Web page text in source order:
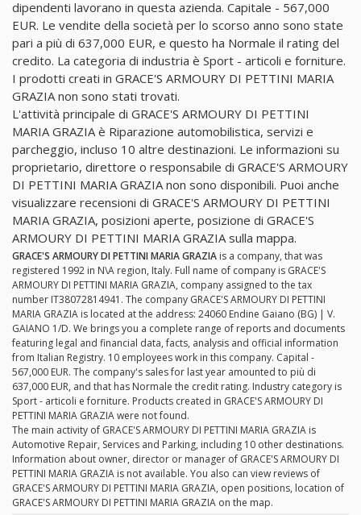
dipendenti lavorano in questa azienda. Capitale - 567,000
EUR. Le vendite della società per lo scorso anno sono state
pari a più di 637,000 EUR, e questo ha Normale il rating del
credito. La categoria di industria è Sport - articoli e forniture.
I prodotti creati in GRACE'S ARMOURY DI PETTINI MARIA
GRAZIA non sono stati trovati.
L'attività principale di GRACE'S ARMOURY DI PETTINI
MARIA GRAZIA è Riparazione automobilistica, servizi e
parcheggio, incluso 10 altre destinazioni. Le informazioni su
proprietario, direttore o responsabile di GRACE'S ARMOURY
DI PETTINI MARIA GRAZIA non sono disponibili. Puoi anche
visualizzare recensioni di GRACE'S ARMOURY DI PETTINI
MARIA GRAZIA, posizioni aperte, posizione di GRACE'S
ARMOURY DI PETTINI MARIA GRAZIA sulla mappa.
GRACE'S ARMOURY DI PETTINI MARIA GRAZIA is a company, that was
registered 1992 in N\A region, Italy. Full name of company is GRACE'S
ARMOURY DI PETTINI MARIA GRAZIA, company assigned to the tax
number IT38072814941. The company GRACE'S ARMOURY DI PETTINI
MARIA GRAZIA is located at the address: 24060 Endine Gaiano (BG) | V.
GAIANO 1/D. We brings you a complete range of reports and documents
featuring legal and financial data, facts, analysis and official information
from Italian Registry. 10 employees work in this company. Capital -
567,000 EUR. The company's sales for last year amounted to più di
637,000 EUR, and that has Normale the credit rating. Industry category is
Sport - articoli e forniture. Products created in GRACE'S ARMOURY DI
PETTINI MARIA GRAZIA were not found.
The main activity of GRACE'S ARMOURY DI PETTINI MARIA GRAZIA is
Automotive Repair, Services and Parking, including 10 other destinations.
Information about owner, director or manager of GRACE'S ARMOURY DI
PETTINI MARIA GRAZIA is not available. You also can view reviews of
GRACE'S ARMOURY DI PETTINI MARIA GRAZIA, open positions, location of
GRACE'S ARMOURY DI PETTINI MARIA GRAZIA on the map.